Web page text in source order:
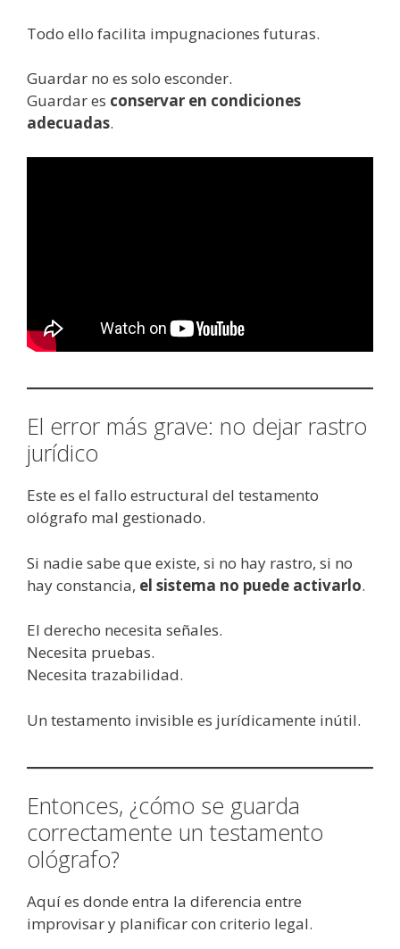
Todo ello facilita impugnaciones futuras.
Guardar no es solo esconder.
Guardar es conservar en condiciones
adecuadas.
El error más grave: no dejar rastro
jurídico
Este es el fallo estructural del testamento
ológrafo mal gestionado.
Si nadie sabe que existe, si no hay rastro, si no
hay constancia, el sistema no puede activarlo.
El derecho necesita señales.
Necesita pruebas.
Necesita trazabilidad.
Un testamento invisible es jurídicamente inútil.
Entonces, ¿cómo se guarda
correctamente un testamento
ológrafo?
Aquí es donde entra la diferencia entre
improvisar y planificar con criterio legal.